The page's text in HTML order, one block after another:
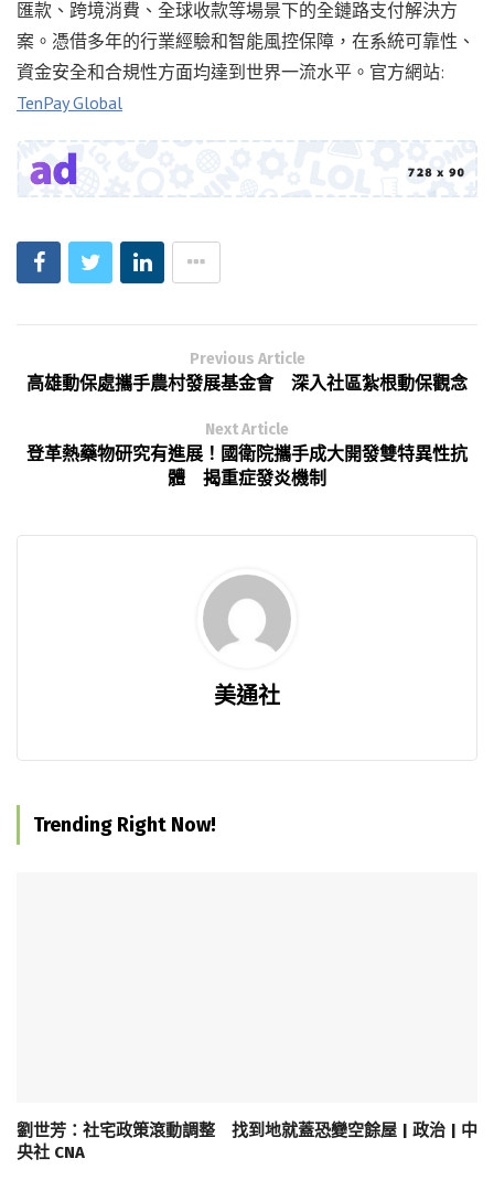
匯款、跨境消費、全球收款等場景下的全鏈路支付解決方
案。憑借多年的行業經驗和智能風控保障，在系統可靠性、
資金安全和合規性方面均達到世界一流水平。官方網站:
TenPay Global
Previous Article
高雄動保處攜手農村發展基金會 深入社區紮根動保觀念
Next Article
登革熱藥物研究有進展！國衛院攜手成大開發雙特異性抗
體 揭重症發炎機制
美通社
Trending Right Now!
劉世芳：社宅政策滾動調整 找到地就蓋恐變空餘屋 | 政治 | 中
央社 CNA